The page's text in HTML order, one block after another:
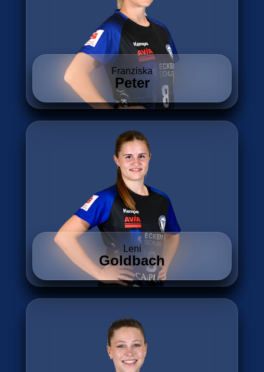
Franziska
Peter
Leni
Goldbach